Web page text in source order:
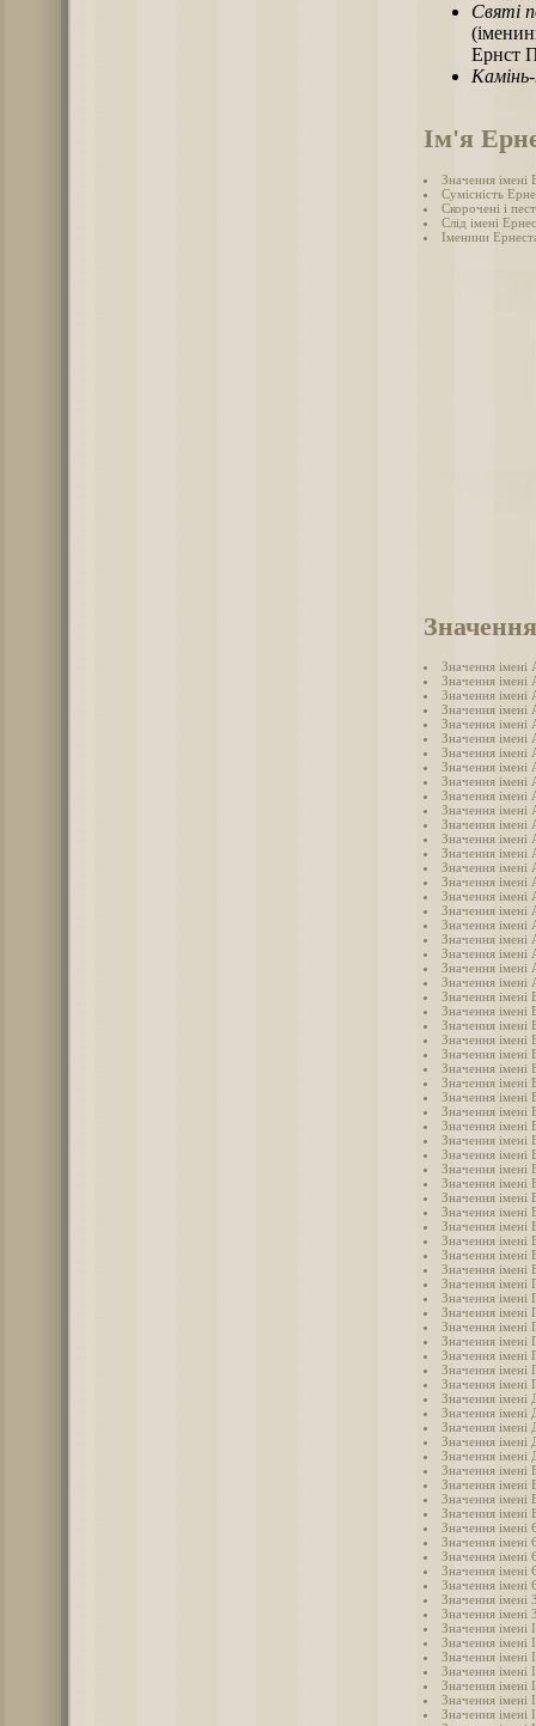
Святі
Ернст
Ім'я
Значення імені
Сумісність
Скорочені і
Слід імені
Іменини
Значення імені
Значення імені
Значення імені
Значення імені
Значення імені
Значення імені
Значення імені
Значення імені
Значення імені
Значення імені
Значення імені
Значення імені
Значення імені
Значення імені
Значення імені
Значення імені
Значення імені
Значення імені
Значення імені
Значення імені
Значення імені
Значення імені
Значення імені
Значення імені
Значення імені
Значення імені
Значення імені
Значення імені
Значення імені
Значення імені
Значення імені
Значення імені
Значення імені
Значення імені
Значення імені
Значення імені
Значення імені
Значення імені
Значення імені
Значення імені
Значення
Значення імені
Значення імені
Значення імені
Значення імені
Значення імені
Значення імені
Значення імені
Значення імені
Значення імені
Значення імені
Значення імені
Значення імені
Значення імені
Значення імені
Значення імені
Значення імені
Значення імені
Значення імені
Значення імені
Значення імені
Значення імені
Значення імені
Значення імені
Значення імені
Значення імені
Значення імені
Значення імені
Значення імені
Значення імені
Значення імені
Значення імені
Значення імені
Значення імені